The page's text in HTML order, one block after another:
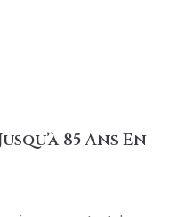
85 Ans En